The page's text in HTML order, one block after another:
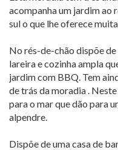
acompanha um jardim ao
sul o que lhe oferece
No rés-de-chão dispõe de
lareira e cozinha ampla
jardim com BBQ. Tem
de trás da moradia .
para o mar que dão para
alpendre.
Dispõe de uma casa de